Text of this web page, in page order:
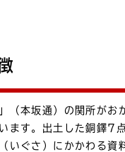
（本坂通）の関所がお
ます。出土した銅鐸7
いぐさ）にかかわる資